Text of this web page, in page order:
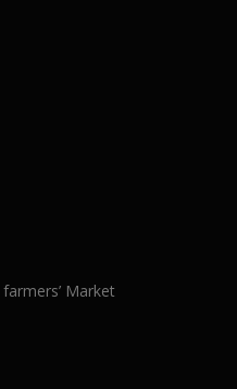
Market